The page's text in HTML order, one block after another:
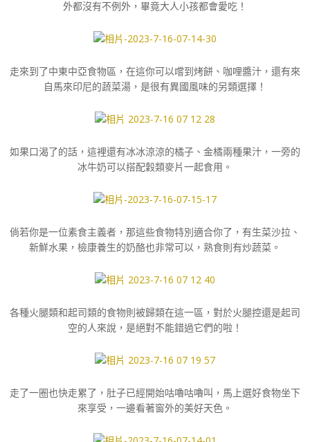
外都沒有不例外，畢竟大人小孩都會愛吃！
走來到了中東中亞食物區，在這你可以嚐到烤餅、咖哩醬汁，還有來
自馬來印尼的蔬菜湯，是很有異國風味的另類選擇！
如果口渴了的話，這裡還有冰冰涼涼的橘子、金橘兩種果汁，一旁的
冰牛奶可以搭配穀類麥片一起食用。
倘若你是一位素食主義者，那這些食物特別適合你了，有生菜沙拉、
新鮮水果，檢康養生的奶酪也非常可以，熟食則有炒蔬菜。
各種火腿類和起司類的食物則被歸類在這一區，對於火腿控還是起司
空的人來說，是絕對不能錯過它們的啦！
走了一圈也快走累了，肚子已經開始咕嚕咕嚕叫，馬上選好食物坐下
來享受，一邊看著窗外的美好天色。